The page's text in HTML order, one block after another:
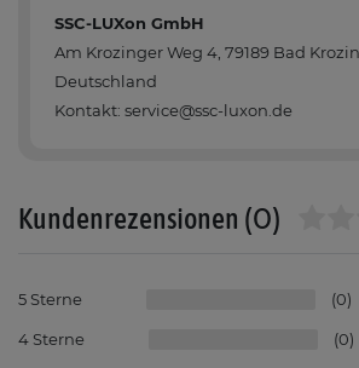
SSC-LUXon GmbH
Am Krozinger Weg 4, 79189 Bad
Deutschland
Kontakt: service@ssc-luxon.de
Kundenrezensionen (0)
5 0
4 0